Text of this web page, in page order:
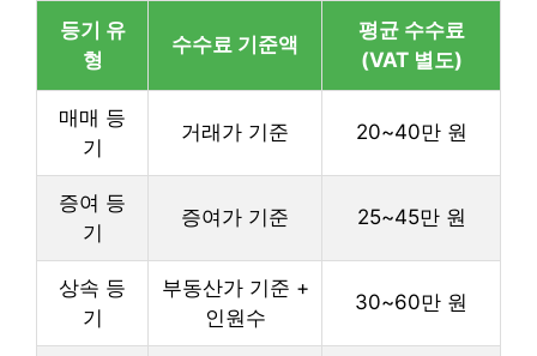
등기 유
형
수수료 기준액
평균 수수료
(VAT 별도)
매매 등
기
거래가 기준 20~40만 원
증여 등
기
증여가 기준 25~45만 원
상속 등
기
부동산가 기준 +
인원수
30~60만 원